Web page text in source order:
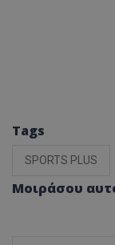
Tags
SPORTS PLUS
Μοιράσου